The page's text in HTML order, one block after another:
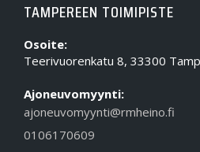
TAMPEREEN TOIMIPISTE
Osoite:
Teerivuorenkatu 8, 33300
Ajoneuvomyynti:
ajoneuvomyynti@rmheino.fi
0106170609